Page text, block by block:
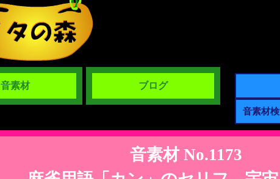
音素材 ブログ
音素材 No.1173